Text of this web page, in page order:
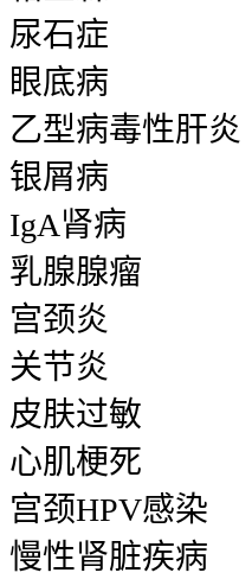
尿石症
眼底病
乙型病毒性肝炎
银屑病
IgA肾病
乳腺腺瘤
宫颈炎
关节炎
皮肤过敏
心肌梗死
宫颈HPV感染
慢性肾脏疾病